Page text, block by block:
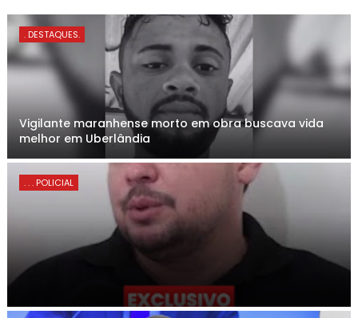
. DESTAQUES.
Vigilante maranhense morto em obra buscava vida
melhor em Uberlândia
. . . POLICIAL